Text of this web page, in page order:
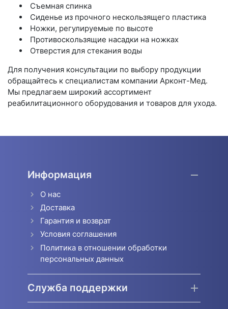
Съемная спинка
Сиденье из прочного нескользящего пластика
Ножки, регулируемые по высоте
Противоскользящие насадки на ножках
Отверстия для стекания воды
Для получения консультации по выбору продукции
обращайтесь к специалистам компании Арконт-Мед.
Мы предлагаем широкий ассортимент
реабилитационного оборудования и товаров для ухода.
Информация
О нас
Доставка
Гарантия и возврат
Условия соглашения
Политика в отношении обработки
персональных данных
Служба поддержки